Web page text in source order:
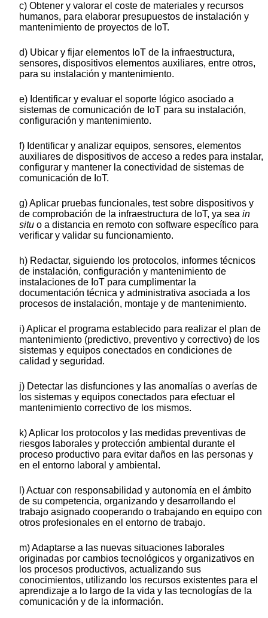
c) Obtener y valorar el coste de materiales y recursos
humanos, para elaborar presupuestos de instalación y
mantenimiento de proyectos de IoT.
d) Ubicar y fijar elementos IoT de la infraestructura,
sensores, dispositivos elementos auxiliares, entre otros,
para su instalación y mantenimiento.
e) Identificar y evaluar el soporte lógico asociado a
sistemas de comunicación de IoT para su instalación,
configuración y mantenimiento.
f) Identificar y analizar equipos, sensores, elementos
auxiliares de dispositivos de acceso a redes para instalar,
configurar y mantener la conectividad de sistemas de
comunicación de IoT.
g) Aplicar pruebas funcionales, test sobre dispositivos y
de comprobación de la infraestructura de IoT, ya sea in
situ o a distancia en remoto con software específico para
verificar y validar su funcionamiento.
h) Redactar, siguiendo los protocolos, informes técnicos
de instalación, configuración y mantenimiento de
instalaciones de IoT para cumplimentar la
documentación técnica y administrativa asociada a los
procesos de instalación, montaje y de mantenimiento.
i) Aplicar el programa establecido para realizar el plan de
mantenimiento (predictivo, preventivo y correctivo) de los
sistemas y equipos conectados en condiciones de
calidad y seguridad.
j) Detectar las disfunciones y las anomalías o averías de
los sistemas y equipos conectados para efectuar el
mantenimiento correctivo de los mismos.
k) Aplicar los protocolos y las medidas preventivas de
riesgos laborales y protección ambiental durante el
proceso productivo para evitar daños en las personas y
en el entorno laboral y ambiental.
l) Actuar con responsabilidad y autonomía en el ámbito
de su competencia, organizando y desarrollando el
trabajo asignado cooperando o trabajando en equipo con
otros profesionales en el entorno de trabajo.
m) Adaptarse a las nuevas situaciones laborales
originadas por cambios tecnológicos y organizativos en
los procesos productivos, actualizando sus
conocimientos, utilizando los recursos existentes para el
aprendizaje a lo largo de la vida y las tecnologías de la
comunicación y de la información.